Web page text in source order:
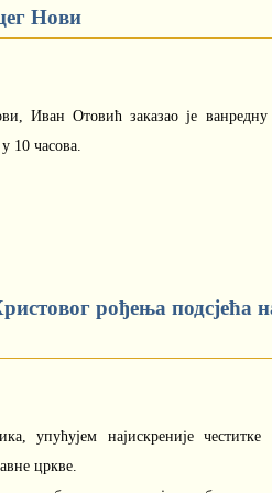
Нови
Иван Отовић заказао је ванредну
10 часова.
рођења подсјећа
упућујем најискреније
цркве.